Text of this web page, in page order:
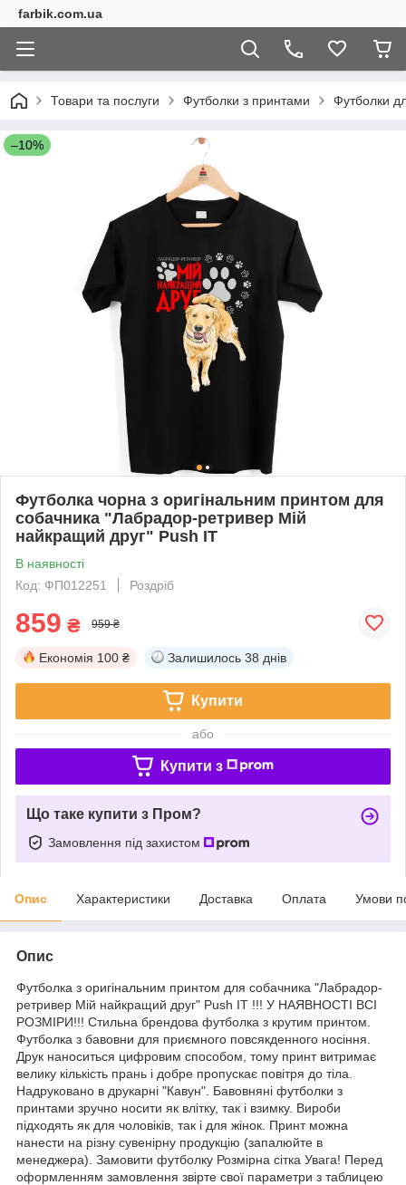
farbik.com.ua
Товари та послуги Футболки з принтами Футболки
–10%
Футболка чорна з оригінальним принтом для
собачника "Лабрадор-ретривер Мій
найкращий друг" Push IT
В наявності
Код: ФП012251
Роздріб
859 ₴ 959 ₴
Економія 100 ₴ Залишилось 38 днів
Купити
або
Купити з
Що таке купити з Пром?
Замовлення під захистом
Опис Характеристики Доставка Оплата Умови
Опис
Футболка з оригінальним принтом для собачника "Лабрадор-
ретривер Мій найкращий друг" Push IT !!! У НАЯВНОСТІ ВСІ
РОЗМІРИ!!! Стильна брендова футболка з крутим принтом.
Футболка з бавовни для приємного повсякденного носіння.
Друк наноситься цифровим способом, тому принт витримає
велику кількість прань і добре пропускає повітря до тіла.
Надруковано в друкарні "Кавун". Бавовняні футболки з
принтами зручно носити як влітку, так і взимку. Вироби
підходять як для чоловіків, так і для жінок. Принт можна
нанести на різну сувенірну продукцію (запалюйте в
менеджера). Замовити футболку Розмірна сітка Увага! Перед
оформленням замовлення звірте свої параметри з таблицею